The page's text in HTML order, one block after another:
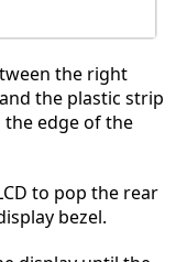
the right
the plastic strip
edge of the
to pop the rear
bezel.